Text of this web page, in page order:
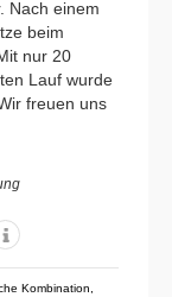
Nach einem
beim
nur 20
Lauf wurde
freuen uns
Kombination